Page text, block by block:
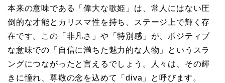
本来の意味である「偉大な歌姫」は、常人にはない圧
倒的な才能とカリスマ性を持ち、ステージ上で輝く存
在です。この「非凡さ」や「特別感」が、ポジティブ
な意味での「自信に満ちた魅力的な人物」というスラ
ングにつながったと言えるでしょう。人々は、その輝
きに憧れ、尊敬の念を込めて「diva」と呼びます。